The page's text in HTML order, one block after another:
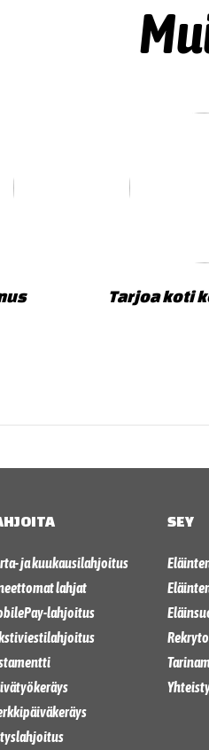
Tarjoa koti
ja kuukausilahjoitus
lahjat
lahjoitus
SEY